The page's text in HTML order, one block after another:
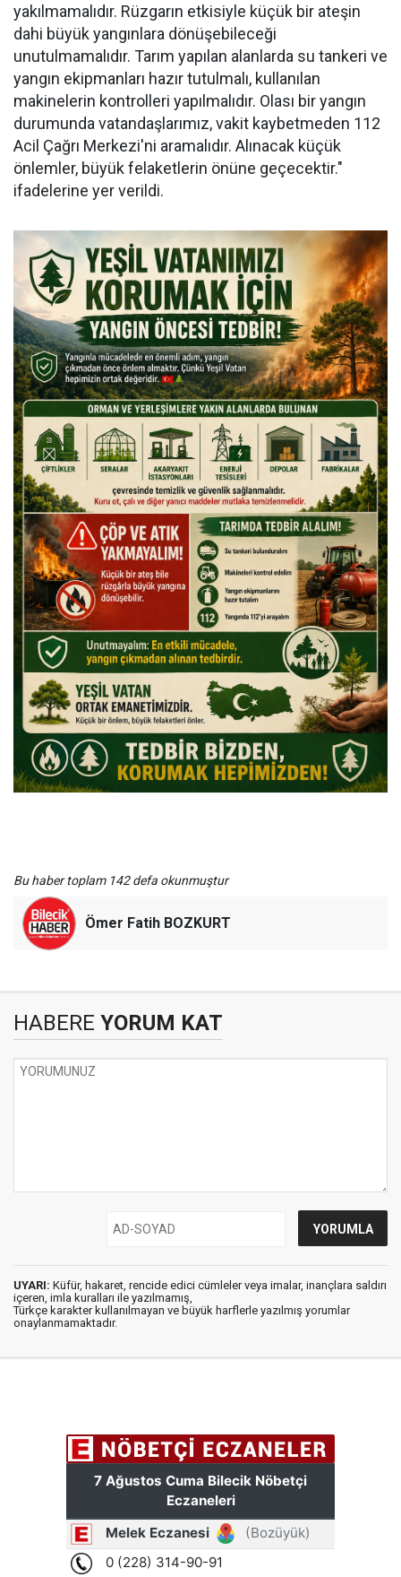
yakılmamalıdır. Rüzgarın etkisiyle küçük bir ateşin
dahi büyük yangınlara dönüşebileceği
unutulmamalıdır. Tarım yapılan alanlarda su tankeri ve
yangın ekipmanları hazır tutulmalı, kullanılan
makinelerin kontrolleri yapılmalıdır. Olası bir yangın
durumunda vatandaşlarımız, vakit kaybetmeden 112
Acil Çağrı Merkezi'ni aramalıdır. Alınacak küçük
önlemler, büyük felaketlerin önüne geçecektir."
ifadelerine yer verildi.
Bu haber toplam 142 defa okunmuştur
Ömer Fatih BOZKURT
HABERE YORUM KAT
UYARI: Küfür, hakaret, rencide edici cümleler veya imalar, inançlara saldırı
içeren, imla kuralları ile yazılmamış,
Türkçe karakter kullanılmayan ve büyük harflerle yazılmış yorumlar
onaylanmamaktadır.